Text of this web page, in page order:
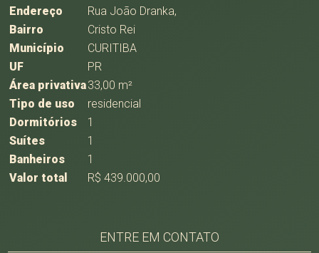
Endereço
Rua João Dranka,
Bairro
Cristo Rei
Município
CURITIBA
UF
PR
Área privativa33,00 m²
Tipo de uso
residencial
Dormitórios
1
Suítes
1
Banheiros
1
Valor total
R$ 439.000,00
ENTRE EM CONTATO